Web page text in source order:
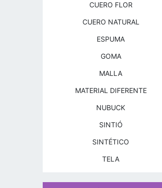
CUERO FLOR
CUERO NATURAL
ESPUMA
GOMA
MALLA
MATERIAL DIFERENTE
NUBUCK
SINTIÓ
SINTÉTICO
TELA